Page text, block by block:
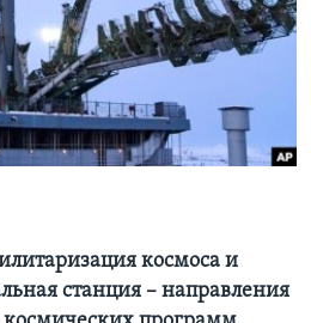
космоса и
станция – направления